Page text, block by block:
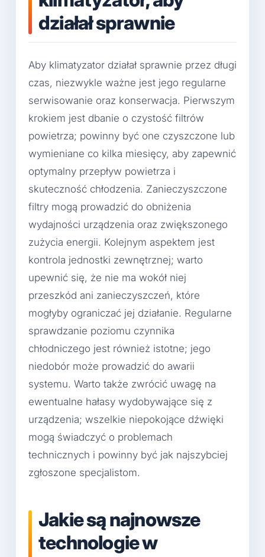
działał sprawnie
Aby klimatyzator działał sprawnie przez długi
czas, niezwykle ważne jest jego regularne
serwisowanie oraz konserwacja. Pierwszym
krokiem jest dbanie o czystość filtrów
powietrza; powinny być one czyszczone lub
wymieniane co kilka miesięcy, aby zapewnić
optymalny przepływ powietrza i
skuteczność chłodzenia. Zanieczyszczone
filtry mogą prowadzić do obniżenia
wydajności urządzenia oraz zwiększonego
zużycia energii. Kolejnym aspektem jest
kontrola jednostki zewnętrznej; warto
upewnić się, że nie ma wokół niej
przeszkód ani zanieczyszczeń, które
mogłyby ograniczać jej działanie. Regularne
sprawdzanie poziomu czynnika
chłodniczego jest również istotne; jego
niedobór może prowadzić do awarii
systemu. Warto także zwrócić uwagę na
ewentualne hałasy wydobywające się z
urządzenia; wszelkie niepokojące dźwięki
mogą świadczyć o problemach
technicznych i powinny być jak najszybciej
zgłoszone specjalistom.
Jakie są najnowsze
technologie w